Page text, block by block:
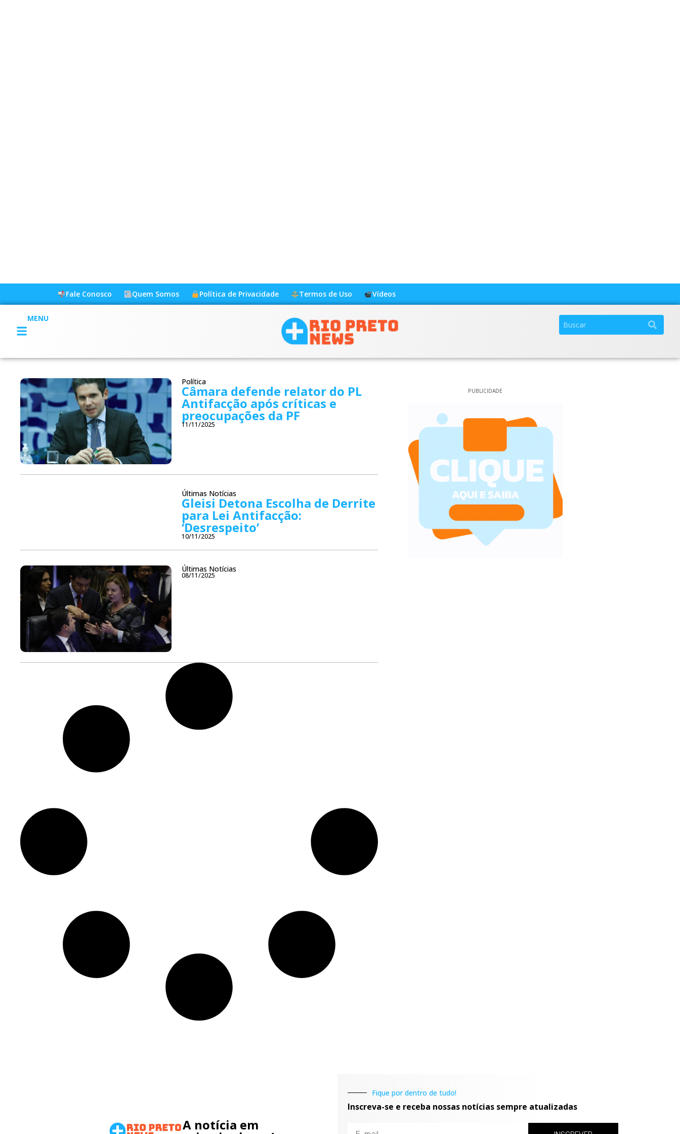
Fale Conosco Quem Somos Política de Privacidade Termos de Uso Vídeos
MENU
Política
Câmara defende relator do PL
Antifacção após críticas e
preocupações da PF
11/11/2025
Últimas Notícias
Gleisi Detona Escolha de Derrite
para Lei Antifacção:
‘Desrespeito’
10/11/2025
Últimas Notícias
08/11/2025
PUBLICIDADE
A notícia em
Fique por dentro de tudo!
Inscreva-se e receba nossas notícias sempre atualizadas